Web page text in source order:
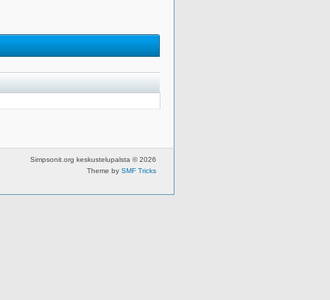
Simpsonit.org keskustelupalsta © 2026
Theme by SMF Tricks